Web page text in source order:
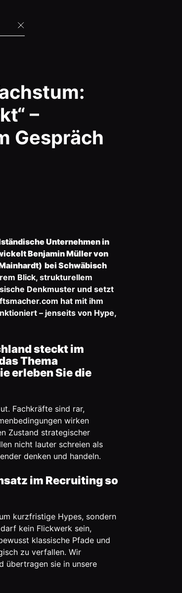
–
Gespräch
Unternehmen in
Benjamin Müller von
bei Schwäbisch
Blick, strukturellem
Denkmuster und setzt
hat mit ihm
– jenseits von Hype,
steckt im
Thema
erleben Sie die
Fachkräfte sind rar,
wirken
Zustand strategischer
nicht lauter schreien als
denken und handeln.
im Recruiting so
kurzfristige Hypes, sondern
kein Flickwerk sein,
klassische Pfade und
zu verfallen. Wir
übertragen sie in unsere